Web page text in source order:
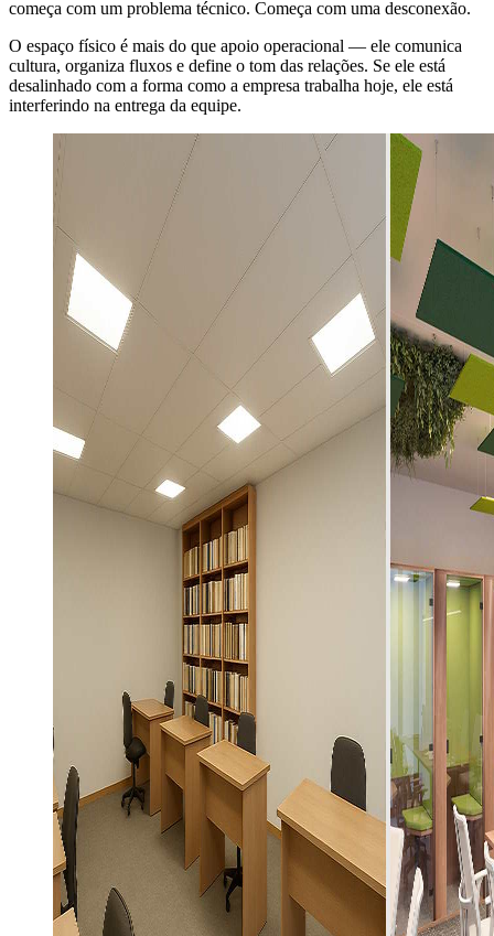
começa com um problema técnico. Começa com uma desconexão.
O espaço físico é mais do que apoio operacional — ele comunica
cultura, organiza fluxos e define o tom das relações. Se ele está
desalinhado com a forma como a empresa trabalha hoje, ele está
interferindo na entrega da equipe.